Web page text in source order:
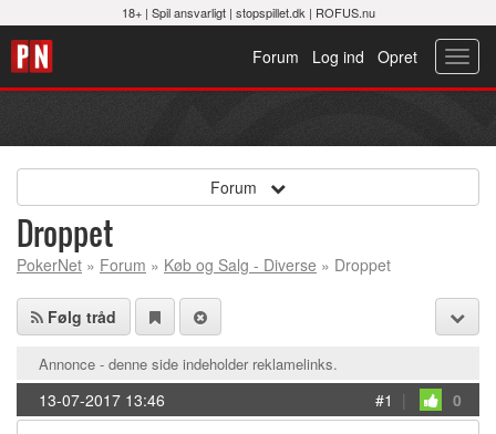
18+ | Spil ansvarligt| stopspillet.dk | ROFUS.nu
Opret
Log ind
Forum
Forum
Droppet
PokerNet » Forum » Køb og Salg - Diverse » Droppet
Følg tråd
Annonce - denne side indeholder reklamelinks.
13-07-2017 13:46 #1 | 0